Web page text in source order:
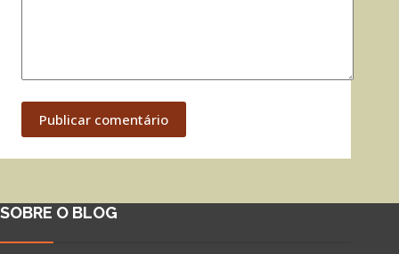
Publicar comentário
SOBRE O BLOG